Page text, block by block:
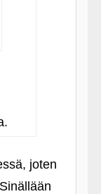
joten